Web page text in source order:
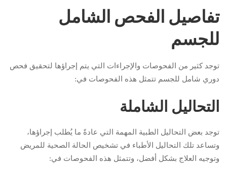
تفاصيل الفحص الشامل
للجسم
توجد كثير من الفحوصات والإجراءات التي يتم إجراؤها لتحقيق فحص
دوري شامل للجسم تتمثل هذه الفحوصات في:
التحاليل الشاملة
توجد بعض التحاليل الطبية المهمة التي عادةً ما يُطلب إجراؤها،
وتساعد تلك التحاليل الأطباء في تشخيص الحالة الصحية للمريض
وتوجيه العلاج بشكل أفضل، وتتمثل هذه الفحوصات في: